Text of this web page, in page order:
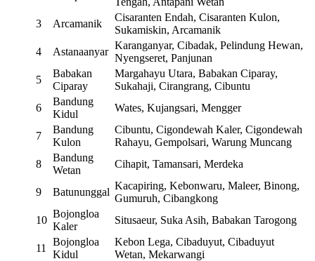
3
Arcamanik
Cisaranten Endah, Cisaranten Kulon,
Sukamiskin, Arcamanik
4
Astanaanyar
Karanganyar, Cibadak, Pelindung Hewan,
Nyengseret, Panjunan
5
Babakan
Ciparay
Margahayu Utara, Babakan Ciparay,
Sukahaji, Cirangrang, Cibuntu
6
Bandung
Kidul
Wates, Kujangsari, Mengger
7
Bandung
Kulon
Cibuntu, Cigondewah Kaler, Cigondewah
Rahayu, Gempolsari, Warung Muncang
8
Bandung
Wetan
Cihapit, Tamansari, Merdeka
9 Batununggal
Kacapiring, Kebonwaru, Maleer, Binong,
Gumuruh, Cibangkong
10
Bojongloa
Kaler
Situsaeur, Suka Asih, Babakan Tarogong
11
Bojongloa
Kidul
Kebon Lega, Cibaduyut, Cibaduyut
Wetan, Mekarwangi